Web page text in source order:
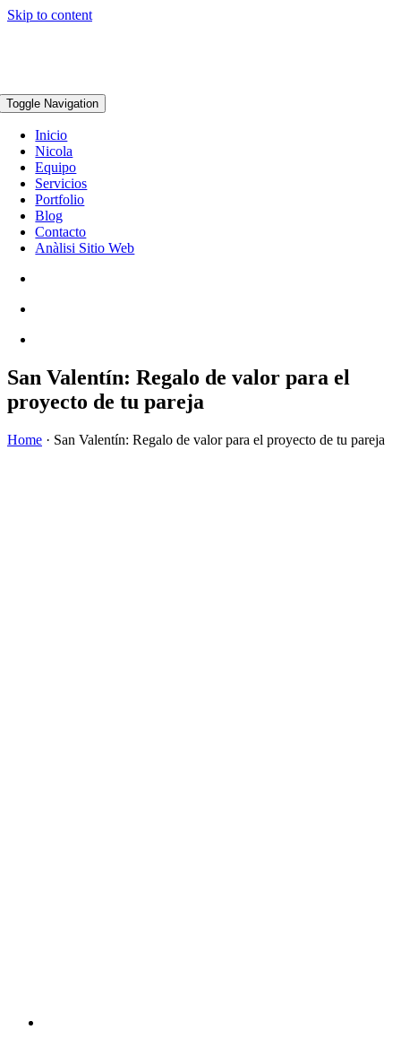
Skip to content
Toggle Navigation
Inicio
Nicola
Equipo
Servicios
Portfolio
Blog
Contacto
Anàlisi Sitio Web
San Valentín: Regalo de valor para el
proyecto de tu pareja
Home · San Valentín: Regalo de valor para el proyecto de tu pareja